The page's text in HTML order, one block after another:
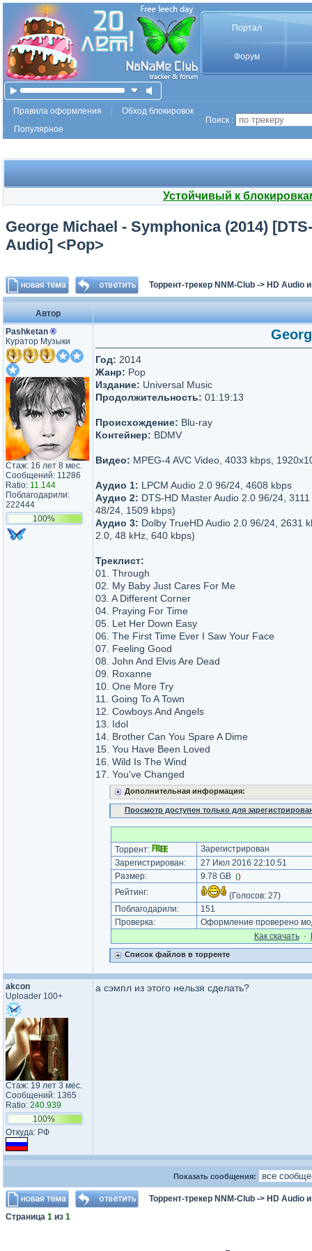
Портал
Форум
Правила оформления
Обход блокировок
Популярное
Поиск :
Устойчивый к
George Michael - Symphonica (2014)
Audio] <Pop>
Торрент-трекер NNM-Club -> HD Audio
Автор
Pashketan ®
Куратор Музыки
Стаж: 16 лет 8 мес.
Сообщений: 11286
Ratio: 11.144
Поблагодарили:
222444
100%
Год: 2014
Жанр: Pop
Издание: Universal Music
Продолжительность: 01:19:13
Происхождение: Blu-ray
Контейнер: BDMV
Видео: MPEG-4 AVC Video, 4033 kbps,
Аудио 1: LPCM Audio 2.0 96/24, 4608 kbps
Аудио 2: DTS-HD Master Audio 2.0 96/24,
48/24, 1509 kbps)
Аудио 3: Dolby TrueHD Audio 2.0 96/24, 2631
2.0, 48 kHz, 640 kbps)
Треклист:
01. Through
02. My Baby Just Cares For Me
03. A Different Corner
04. Praying For Time
05. Let Her Down Easy
06. The First Time Ever I Saw Your Face
07. Feeling Good
08. John And Elvis Are Dead
09. Roxanne
10. One More Try
11. Going To A Town
12. Cowboys And Angels
13. Idol
14. Brother Can You Spare A Dime
15. You Have Been Loved
16. Wild Is The Wind
17. You've Changed
Дополнительная информация:
Просмотр доступен только для
Торрент:
Зарегистрирован
Зарегистрирован:
27 Июл 2016 22:10:51
Размер:
9.78 GB ()
Рейтинг: (Голосов: 27)
Поблагодарили:
151
Проверка:
Оформление проверено
Как cкачать·
Список файлов в торренте
akcon
Uploader 100+
Стаж: 19 лет 3 мес.
Сообщений: 1365
Ratio: 240.939
100%
Откуда: РФ
а сэмпл из этого нельзя сделать?
Показать сообщения:
Торрент-трекер NNM-Club -> HD Audio
Страница 1 из 1